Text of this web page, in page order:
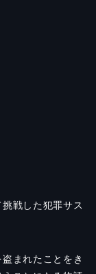
戦した犯罪サス
まれたことをき